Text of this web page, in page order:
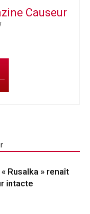
Causeur
Rusalka » renaît
intacte